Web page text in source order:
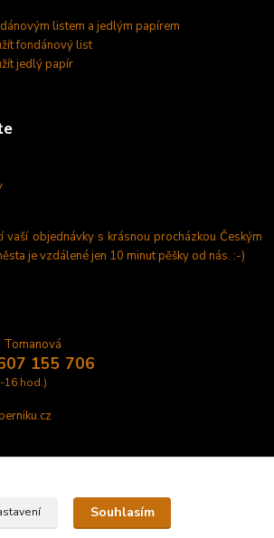
listem a jedlým papírem
fondánový list
jedlý papír
vaší objednávky s krásnou procházkou Českým
je vzdálené jen 10 minut pěšky od nás. :-)
Tomanová
155 706
16 hod.)
Souhlasím